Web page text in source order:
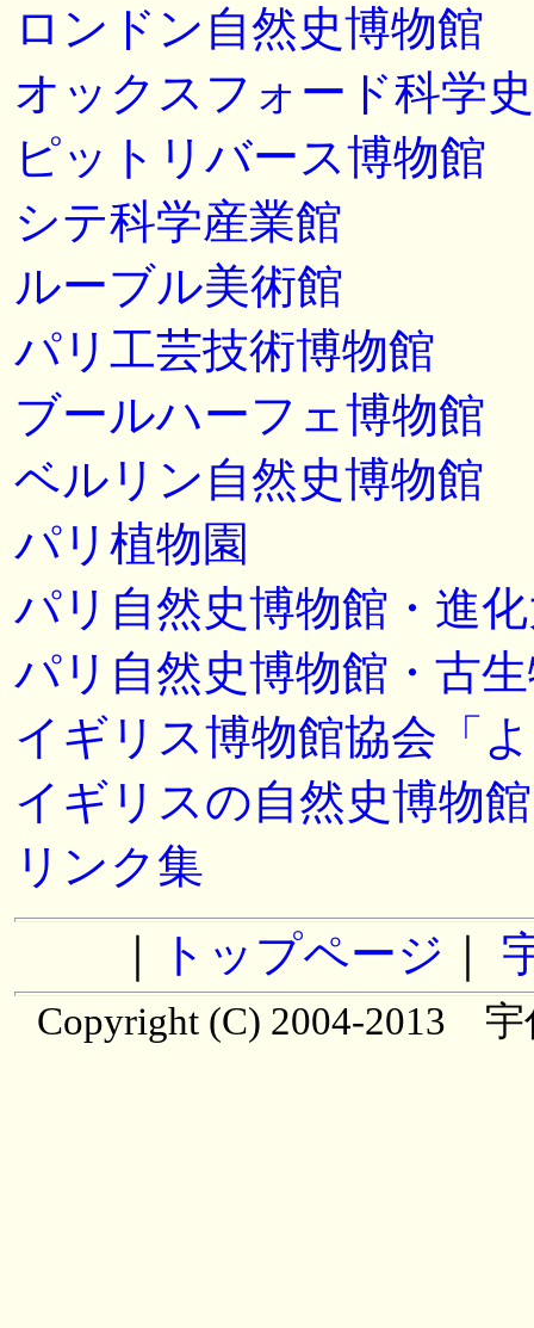
ロンドン自然史博物館
オックスフォード科学
ピットリバース博物館
シテ科学産業館
ルーブル美術館
パリ工芸技術博物館
ブールハーフェ博物館
ベルリン自然史博物館
パリ植物園
パリ自然史博物館・進
パリ自然史博物館・古
イギリス博物館協会「
イギリスの自然史博物
リンク集
トップページ
Copyright (C) 2004-2013